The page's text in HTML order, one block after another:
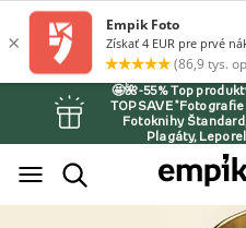
🤩🌺-55% Top
TOPSAVE
Fotoknihy
Plagáty,